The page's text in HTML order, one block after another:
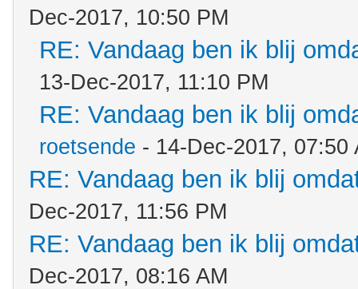
Dec-2017, 10:50 PM
RE: Vandaag ben ik blij
13-Dec-2017, 11:10 PM
RE: Vandaag ben ik blij
roetsende - 14-Dec-2017, 07:50
RE: Vandaag ben ik blij
Dec-2017, 11:56 PM
RE: Vandaag ben ik blij
Dec-2017, 08:16 AM